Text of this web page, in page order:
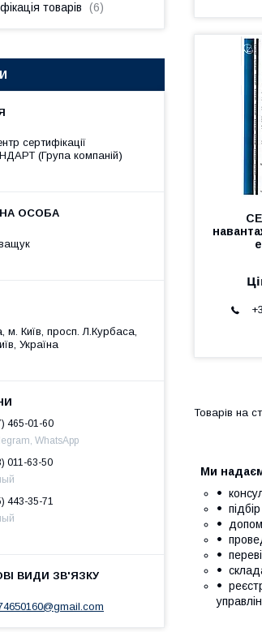
Ми
товарів 6
сертифікації
(Група компаній)
м. Київ, просп. Л.Курбаса,
Україна
465-01-60
WhatsApp
011-63-50
443-35-71